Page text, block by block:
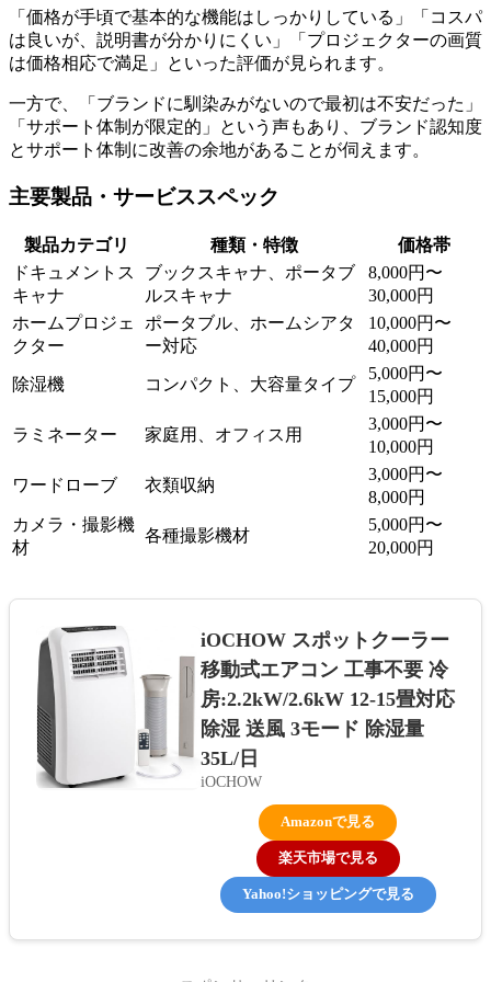
「価格が手頃で基本的な機能はしっかりしている」「コスパ
は良いが、説明書が分かりにくい」「プロジェクターの画質
は価格相応で満足」といった評価が見られます。
一方で、「ブランドに馴染みがないので最初は不安だった」
「サポート体制が限定的」という声もあり、ブランド認知度
とサポート体制に改善の余地があることが伺えます。
主要製品・サービススペック
製品カテゴリ 種類・特徴
価格帯
ドキュメントス
キャナ
ブックスキャナ、ポータブ
ルスキャナ
8,000円〜
30,000円
ホームプロジェ
クター
ポータブル、ホームシアタ
ー対応
10,000円〜
40,000円
除湿機 コンパクト、大容量タイプ
5,000円〜
15,000円
ラミネーター 家庭用、オフィス用
3,000円〜
10,000円
ワードローブ 衣類収納
3,000円〜
8,000円
カメラ・撮影機
材
各種撮影機材
5,000円〜
20,000円
iOCHOW スポットクーラー
移動式エアコン 工事不要 冷
房:2.2kW/2.6kW 12-15畳対応
除湿 送風 3モード 除湿量
35L/日
iOCHOW
Amazonで見る
楽天市場で見る
Yahoo!ショッピングで見る